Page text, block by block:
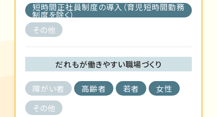
短時間正社員制度の導入（育児短時間勤務
制度を除く）
その他
だれもが働きやすい職場づくり
障がい者 高齢者 若者
女性
その他